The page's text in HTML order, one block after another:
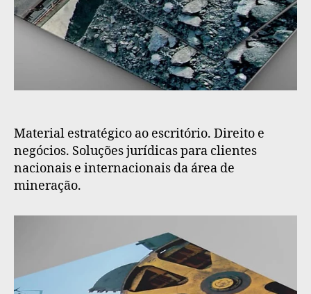
Material estratégico ao escritório. Direito e
negócios. Soluções jurídicas para clientes
nacionais e internacionais da área de
mineração.